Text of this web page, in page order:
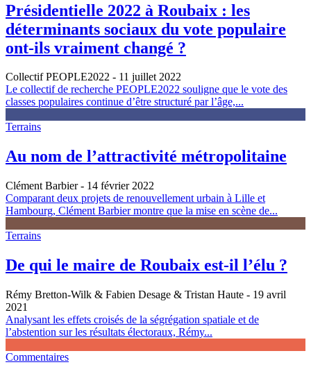
Présidentielle 2022 à Roubaix : les
déterminants sociaux du vote populaire
ont-ils vraiment changé ?
Collectif PEOPLE2022 - 11 juillet 2022
Le collectif de recherche PEOPLE2022 souligne que le vote des
classes populaires continue d’être structuré par l’âge,...
Terrains
Au nom de l’attractivité métropolitaine
Clément Barbier- 14 février 2022
Comparant deux projets de renouvellement urbain à Lille et
Hambourg, Clément Barbier montre que la mise en scène de...
Terrains
De qui le maire de Roubaix est-il l’élu ?
Rémy Bretton-Wilk & Fabien Desage & Tristan Haute - 19 avril
2021
Analysant les effets croisés de la ségrégation spatiale et de
l’abstention sur les résultats électoraux, Rémy...
Commentaires